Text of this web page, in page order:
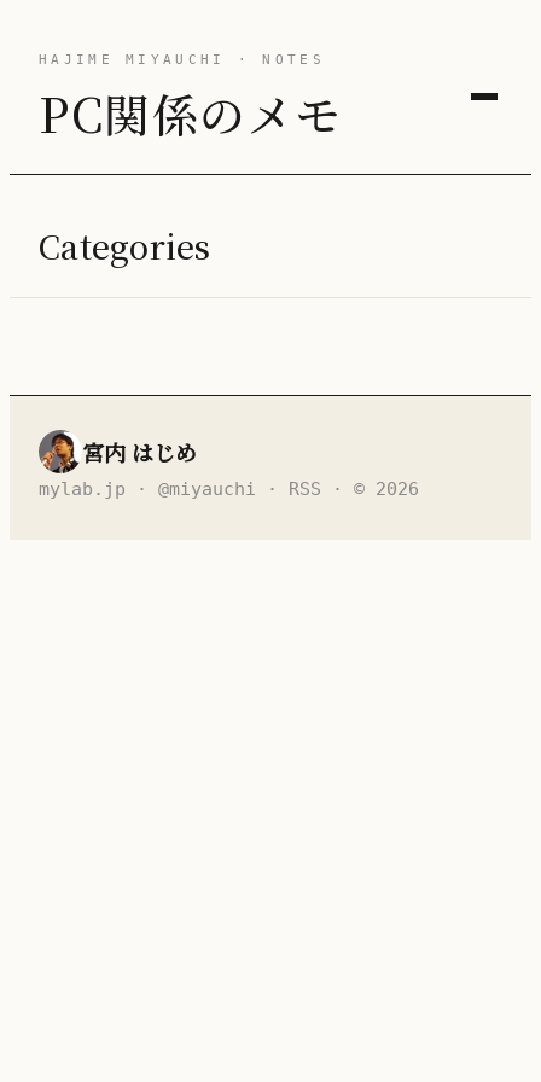
HAJIME MIYAUCHI · NOTES
PC関係のメモ
Categories
宮内 はじめ
mylab.jp · @miyauchi · RSS · © 2026